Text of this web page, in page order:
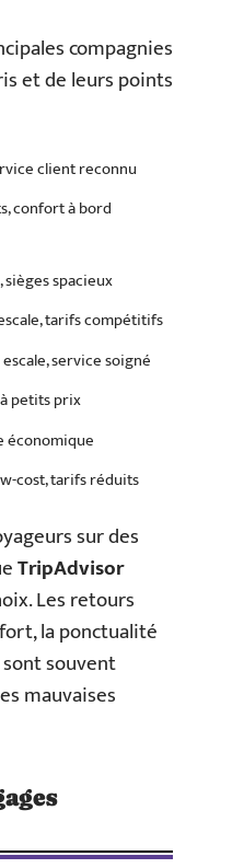
compagnies
et de leurs points
client reconnu
confort à bord
sièges spacieux
tarifs compétitifs
service soigné
petits prix
économique
cost, tarifs réduits
sur des
TripAdvisor
Les retours
la ponctualité
souvent
mauvaises